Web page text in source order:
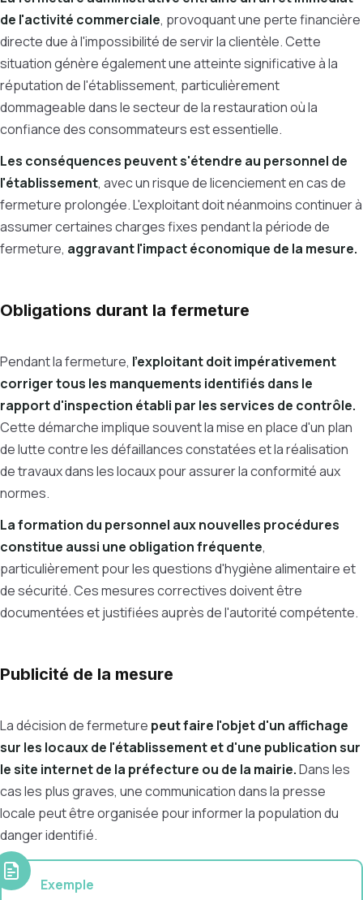
de l'activité commerciale, provoquant une perte financière
directe due à l'impossibilité de servir la clientèle. Cette
situation génère également une atteinte significative à la
réputation de l'établissement, particulièrement
dommageable dans le secteur de la restauration où la
confiance des consommateurs est essentielle.
Les conséquences peuvent s'étendre au personnel de
l'établissement, avec un risque de licenciement en cas de
fermeture prolongée. L'exploitant doit néanmoins continuer à
assumer certaines charges fixes pendant la période de
fermeture, aggravant l'impact économique de la mesure.
Obligations durant la fermeture
Pendant la fermeture, l'exploitant doit impérativement
corriger tous les manquements identifiés dans le
rapport d'inspection établi par les services de contrôle.
Cette démarche implique souvent la mise en place d'un plan
de lutte contre les défaillances constatées et la réalisation
de travaux dans les locaux pour assurer la conformité aux
normes.
La formation du personnel aux nouvelles procédures
constitue aussi une obligation fréquente,
particulièrement pour les questions d'hygiène alimentaire et
de sécurité. Ces mesures correctives doivent être
documentées et justifiées auprès de l'autorité compétente.
Publicité de la mesure
La décision de fermeture peut faire l'objet d'un affichage
sur les locaux de l'établissement et d'une publication sur
le site internet de la préfecture ou de la mairie.Dans les
cas les plus graves, une communication dans la presse
locale peut être organisée pour informer la population du
danger identifié.
Exemple